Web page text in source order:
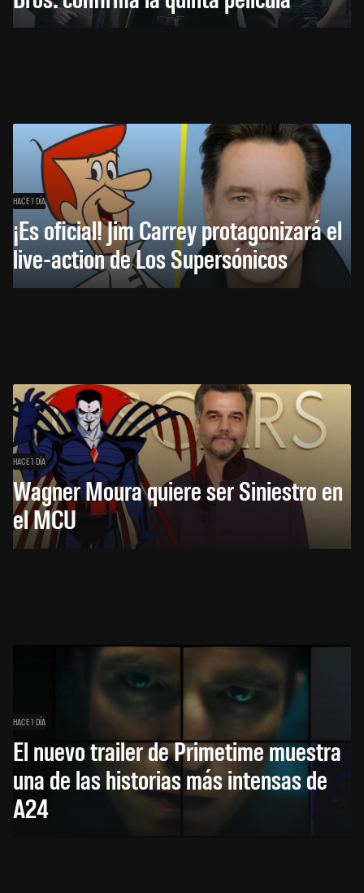
HACE 1 DÍA
¡Es oficial! Jim Carrey protagonizará el
live-action de Los Supersónicos
HACE 1 DÍA
Wagner Moura quiere ser Siniestro en
el MCU
HACE 1 DÍA
El nuevo trailer de Primetime muestra
una de las historias más intensas de
A24